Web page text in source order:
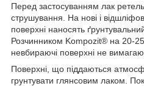
Перед застосуванням лак
струшування. На нові і
поверхні наносять
Розчинником Kompozit® на 20-
невбираючі поверхні не
Поверхні, що піддаються
грунтувати глянсовим лаком.